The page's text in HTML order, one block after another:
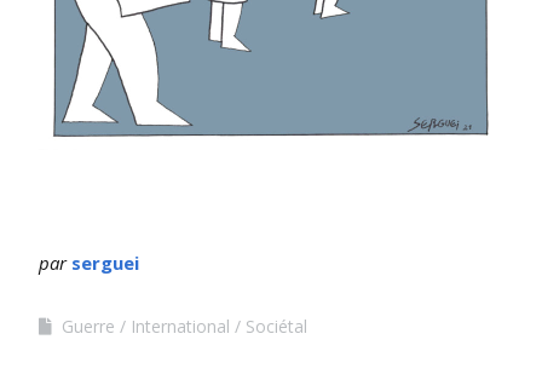
par serguei
Guerre International Sociétal